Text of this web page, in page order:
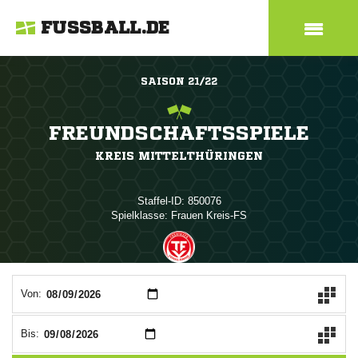
FUSSBALL.DE
SAISON 21/22
FREUNDSCHAFTSSPIELE
KREIS MITTELTHÜRINGEN
Staffel-ID: 850076
Spielklasse: Frauen Kreis-FS
Von:
Bis: